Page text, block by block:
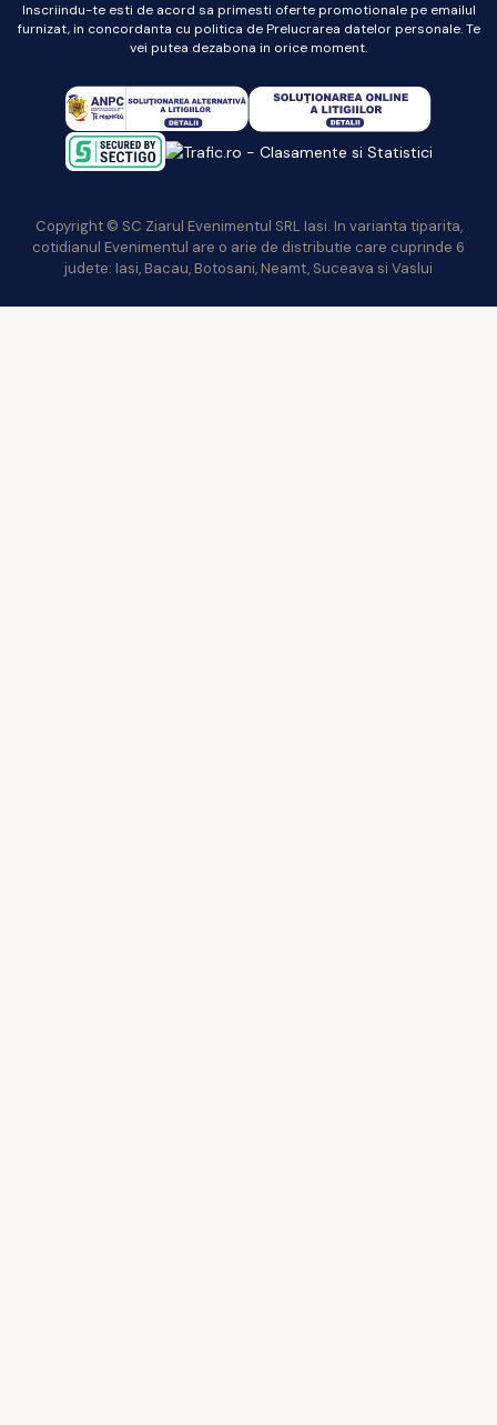
Inscriindu-te esti de acord sa primesti oferte promotionale pe emailul
furnizat, in concordanta cu politica de Prelucrarea datelor personale. Te
vei putea dezabona in orice moment.
Copyright © SC Ziarul Evenimentul SRL Iasi. In varianta tiparita,
cotidianul Evenimentul are o arie de distributie care cuprinde 6
judete: Iasi, Bacau, Botosani, Neamt, Suceava si Vaslui